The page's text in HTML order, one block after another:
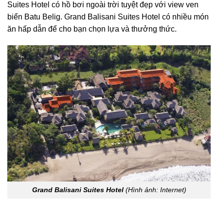
Suites Hotel có hồ bơi ngoài trời tuyệt đẹp với view ven
biển Batu Belig. Grand Balisani Suites Hotel có nhiều món
ăn hấp dẫn để cho bạn chọn lựa và thưởng thức.
Grand Balisani Suites Hotel(Hình ảnh: Internet)